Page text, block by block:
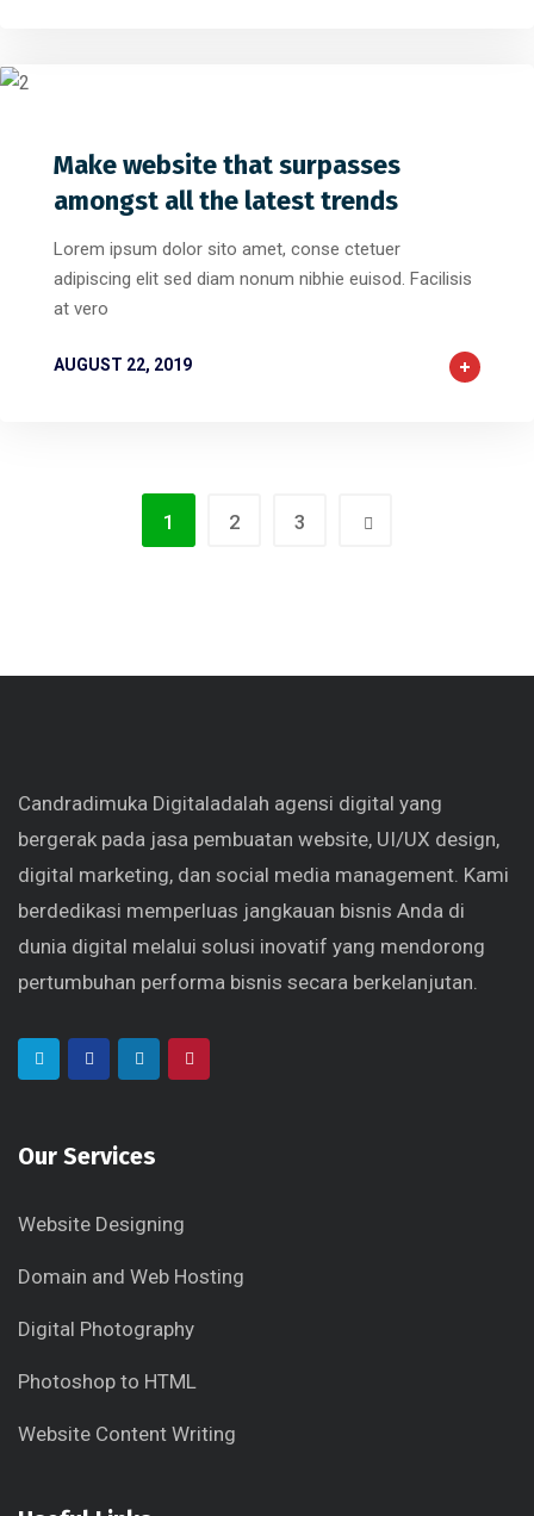
Make website that surpasses
amongst all the latest trends
Lorem ipsum dolor sito amet, conse ctetuer
adipiscing elit sed diam nonum nibhie euisod. Facilisis
at vero
AUGUST 22, 2019
1 2 3
Candradimuka Digitaladalah agensi digital yang
bergerak pada jasa pembuatan website, UI/UX design,
digital marketing, dan social media management. Kami
berdedikasi memperluas jangkauan bisnis Anda di
dunia digital melalui solusi inovatif yang mendorong
pertumbuhan performa bisnis secara berkelanjutan.
Our Services
Website Designing
Domain and Web Hosting
Digital Photography
Photoshop to HTML
Website Content Writing